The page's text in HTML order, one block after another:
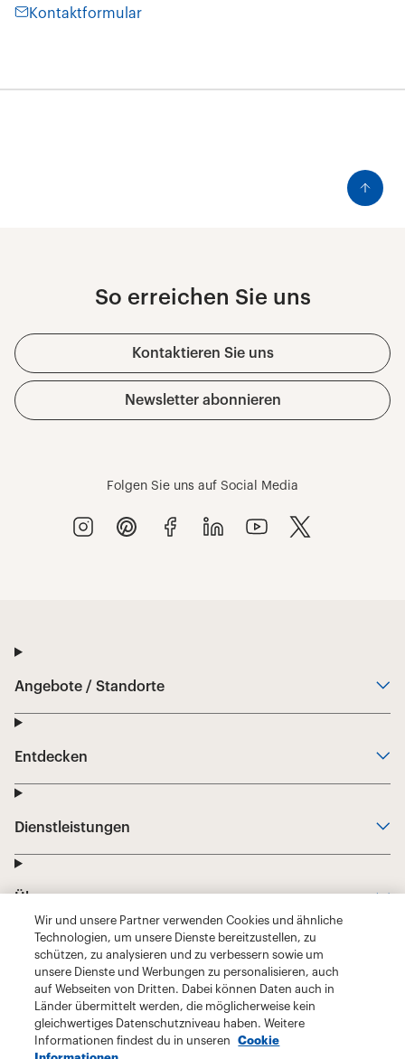
Wir und unsere Partner verwenden Cookies und ähnliche
Technologien, um unsere Dienste bereitzustellen, zu
schützen, zu analysieren und zu verbessern sowie um
unsere Dienste und Werbungen zu personalisieren, auch
auf Webseiten von Dritten. Dabei können Daten auch in
Länder übermittelt werden, die möglicherweise kein
gleichwertiges Datenschutzniveau haben. Weitere
Informationen findest du in unseren
Cookie